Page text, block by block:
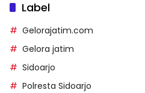
Label
Gelorajatim.com
Gelora jatim
Sidoarjo
Polresta Sidoarjo